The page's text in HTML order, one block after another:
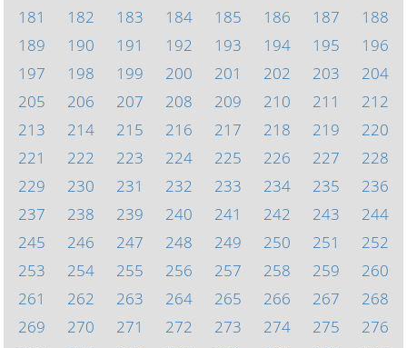
181
182 183 184 185 186 187
188
189
190 191 192 193 194 195
196
197
198 199 200 201 202 203
204
205
206 207 208 209 210 211
212
213
214 215 216 217 218 219
220
221
222 223 224 225 226 227
228
229
230 231 232 233 234 235
236
237
238 239 240 241 242 243
244
245
246 247 248 249 250 251
252
253
254 255 256 257 258 259
260
261
262 263 264 265 266 267
268
269
270 271 272 273 274 275
276